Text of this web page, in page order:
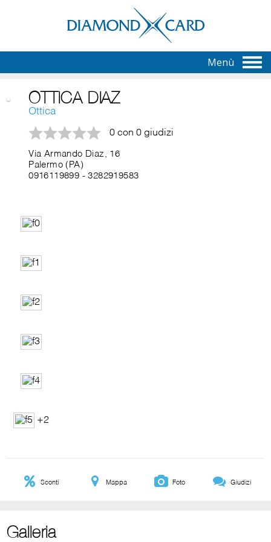
Menù
OTTICA DIAZ
Ottica
0 con 0 giudizi
Via Armando Diaz, 16
Palermo (PA)
0916119899 -3282919583
+2
Sconti Mappa Foto Giudizi
Galleria